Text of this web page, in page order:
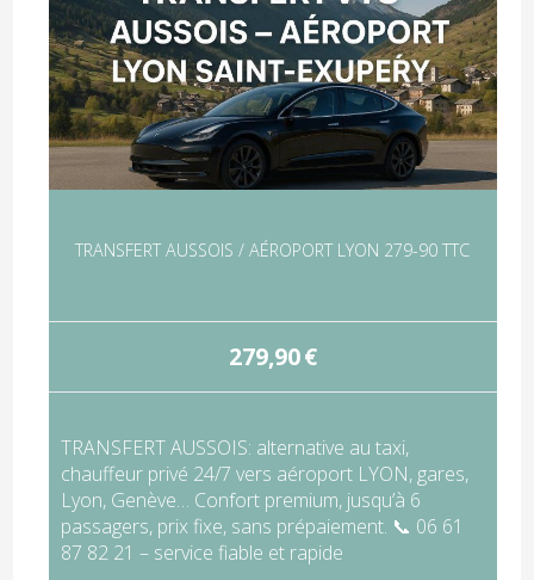
TRANSFERT AUSSOIS / AÉROPORT LYON 279-90 TTC
279,90€
TRANSFERT AUSSOIS: alternative au taxi,
chauffeur privé 24/7 vers aéroport LYON, gares,
Lyon, Genève… Confort premium, jusqu’à 6
passagers, prix fixe, sans prépaiement. 📞 06 61
87 82 21 – service fiable et rapide